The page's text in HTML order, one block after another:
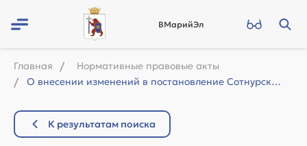
ВМарийЭл
Главная
Нормативные правовые акты
О внесении изменений в постановление Сотнурской сельской администрации от 27.01....
К результатам поиска